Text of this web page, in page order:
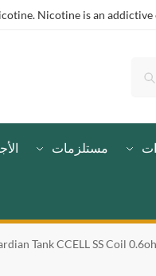
Nicotine is an addictive
مستلزمات
Tank CCELL SS Coil